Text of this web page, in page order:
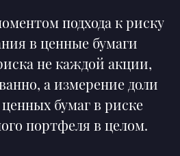
подхода к риску
в ценные бумаги
не каждой акции,
а измерение доли
бумаг в риске
портфеля в целом.